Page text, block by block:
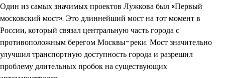
Один из самых значимых проектов Лужкова был «Первый
московский мост». Это длиннейший мост на тот момент в
России, который связал центральную часть города с
противоположным берегом Москвы-реки. Мост значительно
улучшил транспортную доступность города и разрешил
проблему длительных пробок на существующих